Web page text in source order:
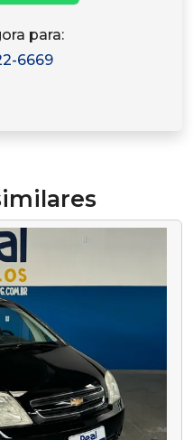
para:
6669